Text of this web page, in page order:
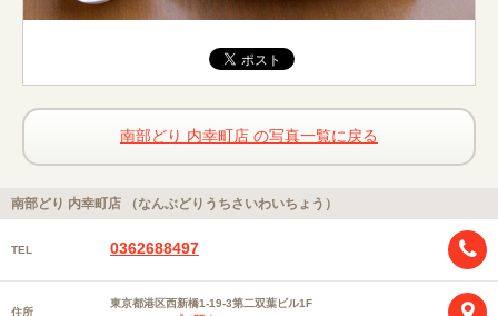
南部どり 内幸町店 の写真一覧に戻る
南部どり 内幸町店 （なんぶどりうちさいわいちょう）
TEL 0362688497
住所
東京都港区西新橋1-19-3第二双葉ビル1F